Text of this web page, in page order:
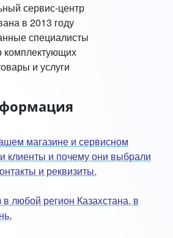
сервис-центр
в 2013 году
специалисты
и услуги
магазине и сервисном
клиенты и почему они выбрали
и реквизиты.
любой регион Казахстана, в